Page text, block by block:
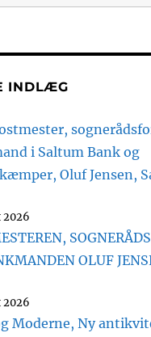
INDLÆG
i Saltum Bank og
Oluf Jensen,
2026
OLUF
2026
Moderne, Ny